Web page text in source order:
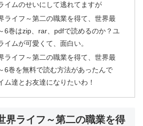
イムのせいにして逃れてますが
ライフ～第二の職業を得て、世界最
6巻はzip、rar、pdfで読めるのか？ユ
イムが可愛くて、面白い。
ライフ～第二の職業を得て、世界最
6巻を無料で読む方法があったんで
ム達とお友達になりたいわ！
界ライフ～第二の職業を得